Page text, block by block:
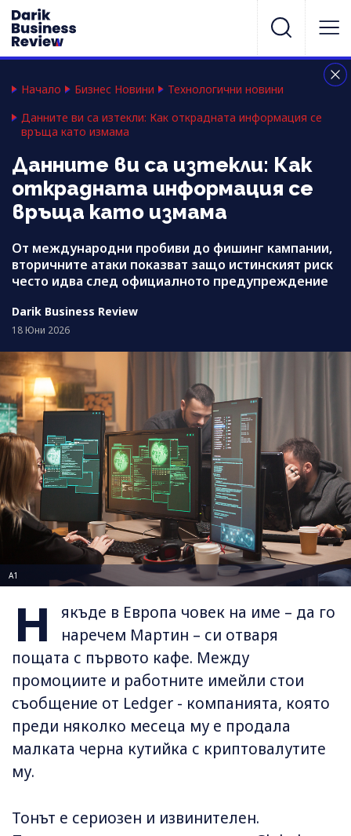
Начало Бизнес Новини
Технологични новини
Данните ви са изтекли: Как открадната информация се
връща като измама
Данните ви са изтекли: Как
открадната информация се
връща като измама
От международни пробиви до фишинг кампании,
вторичните атаки показват защо истинският риск
често идва след официалното предупреждение
Darik Business Review
18 Юни 2026
A1
Н
якъде в Европа човек на име – да го
наречем Мартин – си отваря
пощата с първото кафе. Между
промоциите и работните имейли стои
съобщение от Ledger - компанията, която
преди няколко месеца му е продала
малката черна кутийка с криптовалутите
му.
Тонът е сериозен и извинителен.